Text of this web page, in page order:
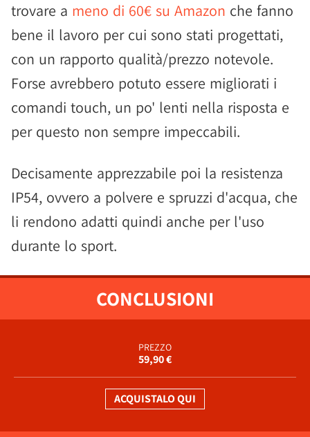
trovare a meno di 60€ su Amazon che fanno
bene il lavoro per cui sono stati progettati,
con un rapporto qualità/prezzo notevole.
Forse avrebbero potuto essere migliorati i
comandi touch, un po' lenti nella risposta e
per questo non sempre impeccabili.
Decisamente apprezzabile poi la resistenza
IP54, ovvero a polvere e spruzzi d'acqua, che
li rendono adatti quindi anche per l'uso
durante lo sport.
CONCLUSIONI
PREZZO
59,90 €
ACQUISTALO QUI